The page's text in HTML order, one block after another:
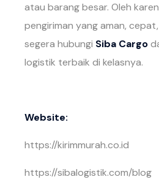
atau barang besar. Oleh
pengiriman yang aman,
segera hubungi Siba Cargo
logistik terbaik di kelasnya.
Website:
https://kirimmurah.co.id
https://sibalogistik.com/blog